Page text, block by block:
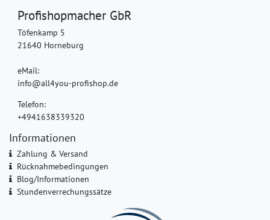
Profishopmacher GbR
Töfenkamp 5
21640 Horneburg
eMail:
info@all4you-profishop.de
Telefon:
+4941638339320
Informationen
Zahlung & Versand
Rücknahmebedingungen
Blog/Informationen
Stundenverrechungssätze